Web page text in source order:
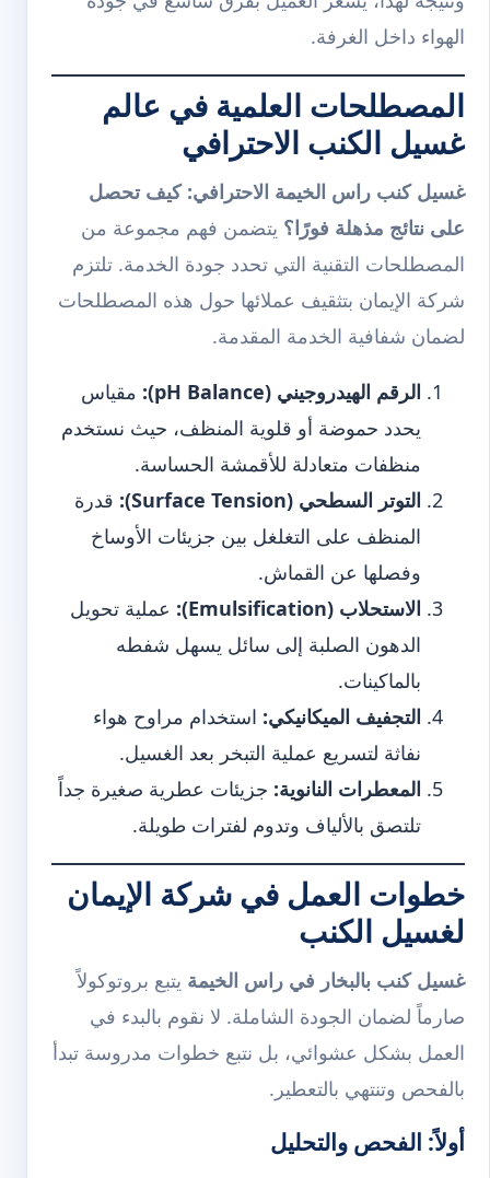
الهواء داخل الغرفة.
المصطلحات العلمية في عالم
غسيل الكنب الاحترافي
غسيل كنب راس الخيمة الاحترافي: كيف تحصل
على نتائج مذهلة فورًا؟ يتضمن فهم مجموعة من
المصطلحات التقنية التي تحدد جودة الخدمة. تلتزم
شركة الإيمان بتثقيف عملائها حول هذه المصطلحات
لضمان شفافية الخدمة المقدمة.
الرقم الهيدروجيني (pH Balance):
مقياس
يحدد حموضة أو قلوية المنظف، حيث نستخدم
منظفات متعادلة للأقمشة الحساسة.
التوتر السطحي (Surface Tension):
قدرة
المنظف على التغلغل بين جزيئات الأوساخ
وفصلها عن القماش.
الاستحلاب (Emulsification):
عملية تحويل
الدهون الصلبة إلى سائل يسهل شفطه
بالماكينات.
التجفيف الميكانيكي: استخدام مراوح هواء
نفاثة لتسريع عملية التبخر بعد الغسيل.
المعطرات النانوية: جزيئات عطرية صغيرة جداً
تلتصق بالألياف وتدوم لفترات طويلة.
خطوات العمل في شركة الإيمان
لغسيل الكنب
غسيل كنب بالبخار في راس الخيمة يتبع بروتوكولاً
صارماً لضمان الجودة الشاملة. لا نقوم بالبدء في
العمل بشكل عشوائي، بل نتبع خطوات مدروسة تبدأ
بالفحص وتنتهي بالتعطير.
أولاً: الفحص والتحليل